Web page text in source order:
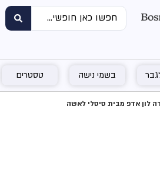
בשמי נישה טסטרים
לון אדפ מבית סיסלי לאשה